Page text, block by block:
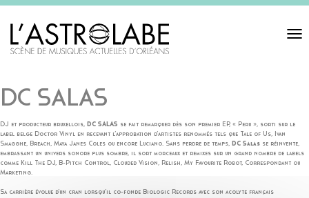
Toggle
DC SALAS
DJ et producteur bruxellois, DC SALAS se fait remarquer dès son premier EP, « Peru », sorti sur le
label belge Doctor Vinyl en recevant l’approbation d’artistes renommés tels que Tale of Us, Ivan
Smagghe, Breach, Maya Janes Coles ou encore Luciano. Sans perdre de temps, DC Salas se réinvente,
embrassant un univers sonore plus sombre, il sort morceaux et remixes sur un grand nombre de labels
comme Kill The DJ, B-Pitch Control, Clouded Vision, Relish, My Favourite Robot, Correspondant ou
Marketing.
Sa carrière évolue d’un cran lorsqu’il co-fonde Biologic Records avec son acolyte français